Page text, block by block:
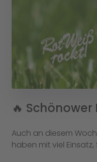
🔥
Auch an diesem
haben mit viel